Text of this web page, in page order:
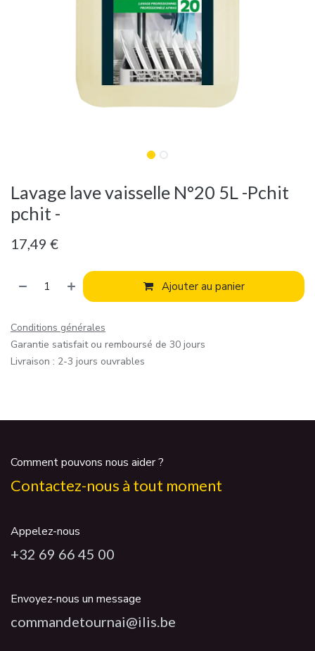
Lavage lave vaisselle N°20 5L -Pchit
pchit -
17,49 €
Ajouter au panier
Conditions générales
Garantie satisfait ou remboursé de 30 jours
Livraison : 2-3 jours ouvrables
Comment pouvons nous aider ?
Contactez-nous à tout moment
Appelez-nous
+32 69 66 45 00
Envoyez-nous un message
commandetournai@ilis.be